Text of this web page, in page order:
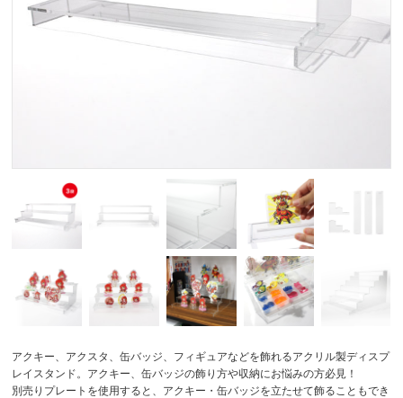
アクキー、アクスタ、缶バッジ、フィギュアなどを飾れるアクリル製ディスプ
レイスタンド。アクキー、缶バッジの飾り方や収納にお悩みの方必見！
別売りプレートを使用すると、アクキー・缶バッジを立たせて飾ることもでき